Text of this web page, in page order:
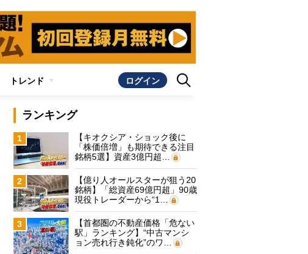
トレンド ログイン
ランキング
1
【キオクシア・ショック後に
「株価倍増」も期待できる注目
銘柄5選】資産3億円超…
2
【億り人オールスターが狙う20
銘柄】「総資産69億円超」90歳
現役トレーダーから“1…
3
【首都圏の不動産価格「危ない
駅」ランキング】“中古マンシ
ョン売れ行き鈍化”のワ…